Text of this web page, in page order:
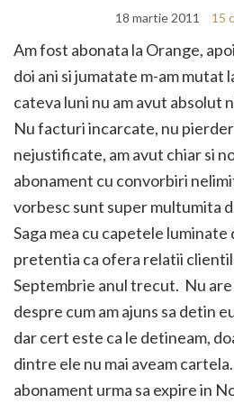
18 martie 2011 15
Am fost abonata la Orange,
doi ani si jumatate m-am mutat
cateva luni nu am avut absolut
Nu facturi incarcate, nu
nejustificate, am avut chiar si
abonament cu convorbiri
vorbesc sunt super multumita
Saga mea cu capetele luminate
pretentia ca ofera relatii
Septembrie anul trecut. Nu
despre cum am ajuns sa detin
dar cert este ca le detineam,
dintre ele nu mai aveam
abonament urma sa expire in